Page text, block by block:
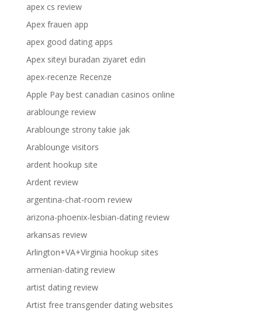
apex cs review
Apex frauen app
apex good dating apps
Apex siteyi buradan ziyaret edin
apex-recenze Recenze
Apple Pay best canadian casinos online
arablounge review
Arablounge strony takie jak
Arablounge visitors
ardent hookup site
Ardent review
argentina-chat-room review
arizona-phoenix-lesbian-dating review
arkansas review
Arlington+VA+Virginia hookup sites
armenian-dating review
artist dating review
Artist free transgender dating websites